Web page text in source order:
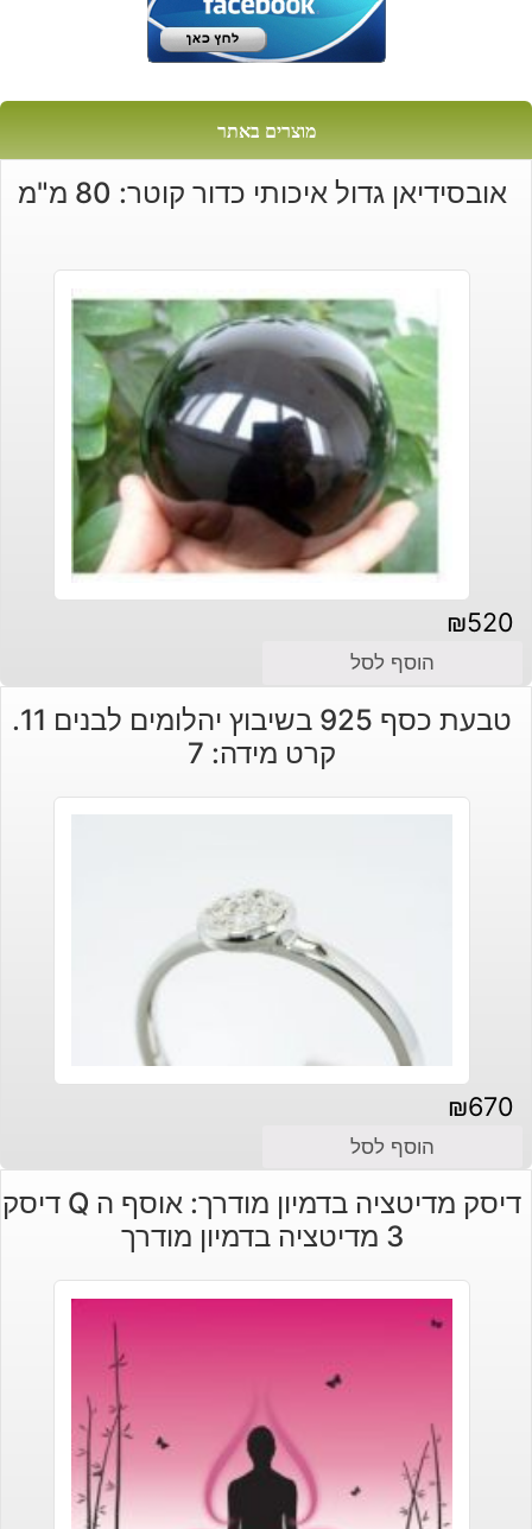
מוצרים באתר
אובסידיאן גדול איכותי כדור קוטר: 80 מ"מ
₪520
הוסף לסל
טבעת כסף 925 בשיבוץ יהלומים לבנים 11.
קרט מידה: 7
₪670
הוסף לסל
דיסק מדיטציה בדמיון מודרך: אוסף ה Q דיסק
3 מדיטציה בדמיון מודרך